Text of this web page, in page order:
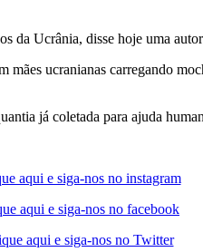
da Ucrânia, disse hoje uma
ucranianas carregando
já coletada para ajuda
aqui e siga-nos no instagram
aqui e siga-nos no facebook
aqui e siga-nos no Twitter